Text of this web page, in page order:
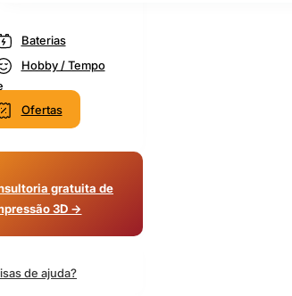
Baterias
Hobby / Tempo
Ofertas
gratuita de
3D →
de ajuda?